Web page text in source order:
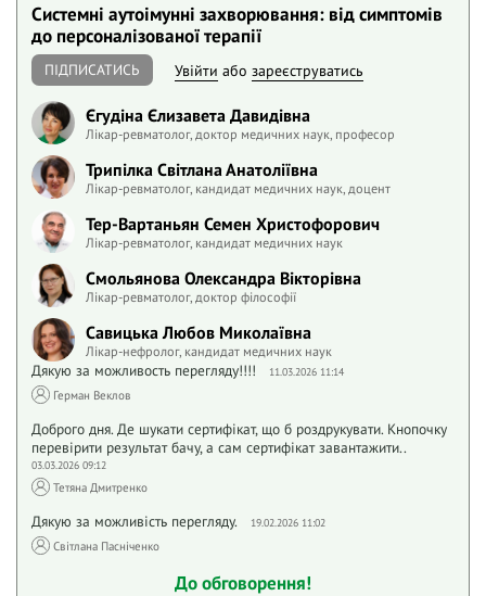
Системні аутоімунні захворювання: від симптомів
до персоналізованої терапії
ПІДПИСАТИСЬ Увійти або зареєструватись
Єгудіна Єлизавета Давидівна
Лікар-ревматолог, доктор медичних наук, професор
Трипілка Світлана Анатоліївна
Лікар-ревматолог, кандидат медичних наук, доцент
Тер-Вартаньян Семен Христофорович
Лікар-ревматолог, кандидат медичних наук
Смольянова Олександра Вікторівна
Лікар-ревматолог, доктор філософії
Савицька Любов Миколаївна
Лікар-нефролог, кандидат медичних наук
Дякую за можливость перегляду!!!! 11.03.2026 11:14
Герман Веклов
Доброго дня. Де шукати сертифікат, що б роздрукувати. Кнопочку
перевірити результат бачу, а сам сертифікат завантажити..
03.03.2026 09:12
Тетяна Дмитренко
Дякую за можливість перегляду. 19.02.2026 11:02
Світлана Пасніченко
До обговорення!